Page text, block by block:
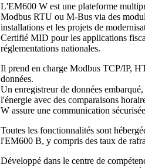
L'EM600 W est une plateforme
Modbus RTU ou M-Bus via des
installations et les projets de
Certifié MID pour les applications
réglementations nationales.
Il prend en charge Modbus TCP/IP,
données.
Un enregistreur de données
l'énergie avec des comparaisons
W assure une communication
Toutes les fonctionnalités sont
l'EM600 B, y compris des taux de
Développé dans le centre de